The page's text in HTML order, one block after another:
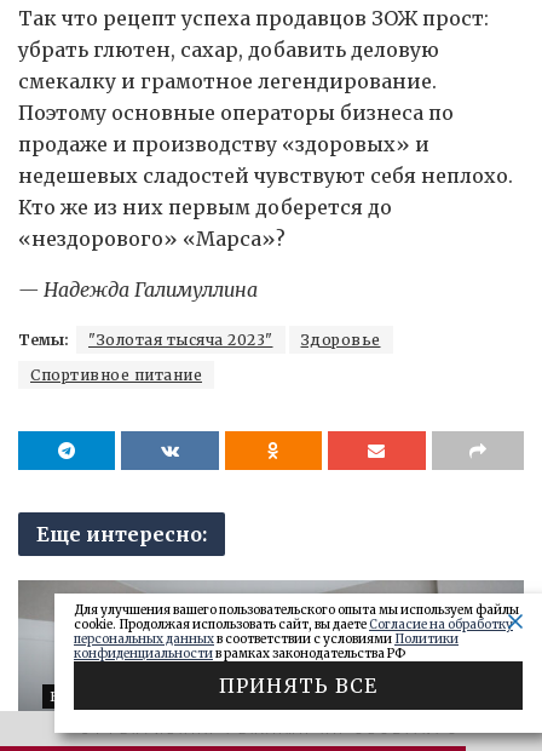
Так что рецепт успеха продавцов ЗОЖ прост:
убрать глютен, сахар, добавить деловую
смекалку и грамотное легендирование.
Поэтому основные операторы бизнеса по
продаже и производству «здоровых» и
недешевых сладостей чувствуют себя неплохо.
Кто же из них первым доберется до
«нездорового» «Марса»?
— Надежда Галимуллина
Темы: "Золотая тысяча 2023"
Здоровье
Спортивное питание
Еще интересно:
БИЗНЕС
ВТБ: объем выдачи ипотеки в России
Для улучшения вашего пользовательского опыта мы используем файлы
cookie. Продолжая использовать сайт, вы даетеСогласие на обработку
персональных данныхв соответствии с условиями Политики
конфиденциальностив рамках законодательства РФ
ПРИНЯТЬ ВСЕ
ЭФФЕКТИВНАЯ РЕКЛАМА НА OBOZ.INFO